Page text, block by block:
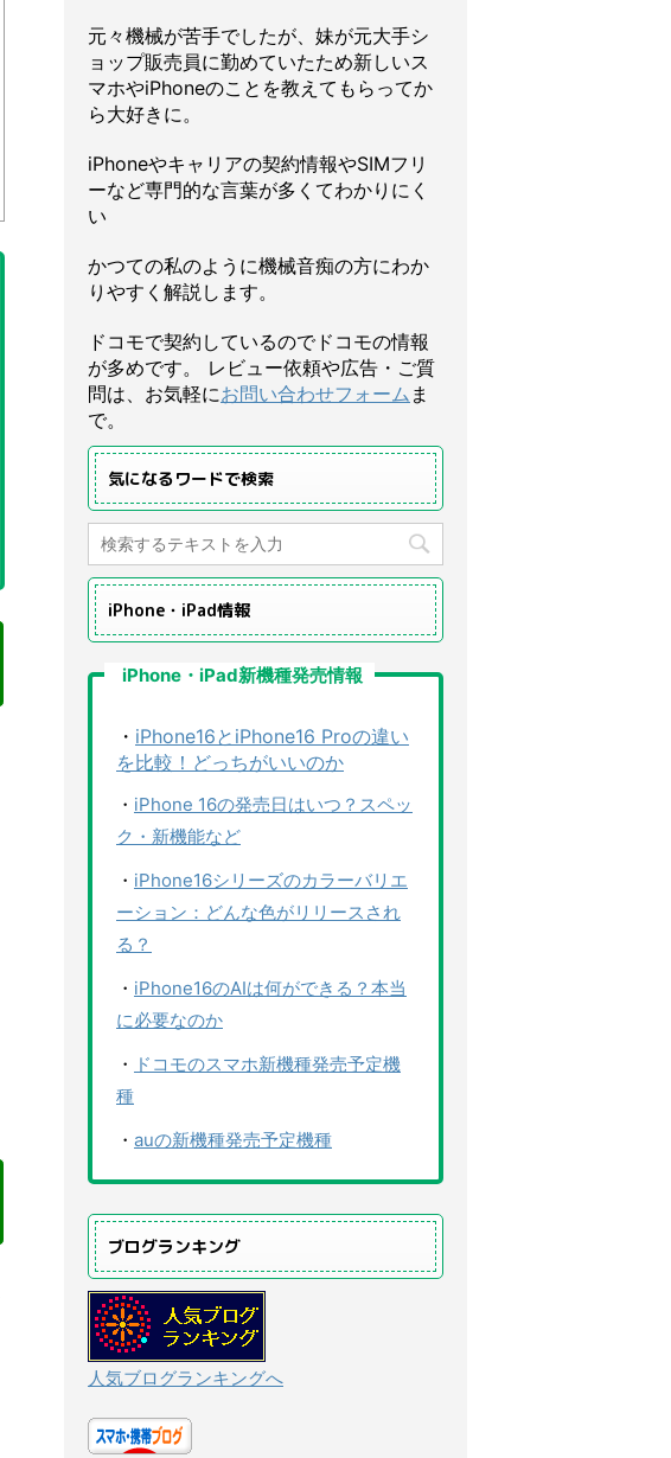
元々機械が苦手でしたが、妹が元大手シ
ョップ販売員に勤めていたため新しいス
マホやiPhoneのことを教えてもらってか
ら大好きに。
iPhoneやキャリアの契約情報やSIMフリ
ーなど専門的な言葉が多くてわかりにく
い
かつての私のように機械音痴の方にわか
りやすく解説します。
ドコモで契約しているのでドコモの情報
が多めです。 レビュー依頼や広告・ご質
問は、お気軽にお問い合わせフォーム ま
で。
気になるワードで検索
iPhone・iPad情報
iPhone・iPad新機種発売情報
・ iPhone16とiPhone16 Proの違い
を比較！どっちがいいのか
・ iPhone 16の発売日はいつ？スペッ
ク・新機能など
・ iPhone16シリーズのカラーバリエ
ーション：どんな色がリリースされ
る？
・ iPhone16のAIは何ができる？本当
に必要なのか
・ ドコモのスマホ新機種発売予定機
種
・ auの新機種発売予定機種
ブログランキング
人気ブログランキングへ